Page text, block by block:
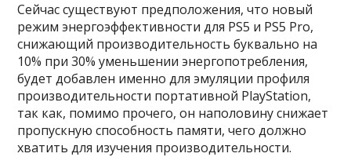
Сейчас существуют предположения, что новый
режим энергоэффективности для PS5 и PS5 Pro,
снижающий производительность буквально на
10% при 30% уменьшении энергопотребления,
будет добавлен именно для эмуляции профиля
производительности портативной PlayStation,
так как, помимо прочего, он наполовину снижает
пропускную способность памяти, чего должно
хватить для изучения производительности.